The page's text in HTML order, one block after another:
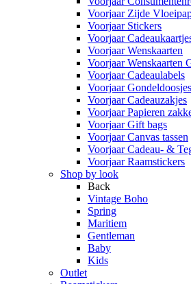
Voorjaar Zijde
Voorjaar Stickers
Voorjaar
Voorjaar Wenskaarten
Voorjaar Wenskaarten
Voorjaar Cadeaulabels
Voorjaar Gondeldoosjes
Voorjaar Cadeauzakjes
Voorjaar Papieren
Voorjaar Gift bags
Voorjaar Canvas tassen
Voorjaar Cadeau- &
Voorjaar Raamstickers
Shop by look
Back
Vintage Boho
Spring
Maritiem
Gentleman
Baby
Kids
Outlet